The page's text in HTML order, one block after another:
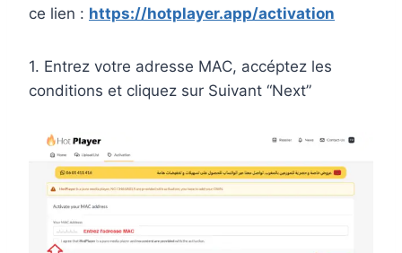
ce lien : https://hotplayer.app/activation
1. Entrez votre adresse MAC, accéptez les
conditions et cliquez sur Suivant “Next”